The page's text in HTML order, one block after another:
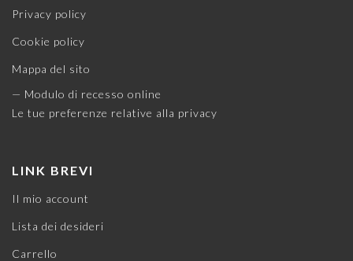
Privacy policy
Cookie policy
Mappa del sito
— Modulo di recesso online
Le tue preferenze relative alla privacy
LINK BREVI
Il mio account
Lista dei desideri
Carrello